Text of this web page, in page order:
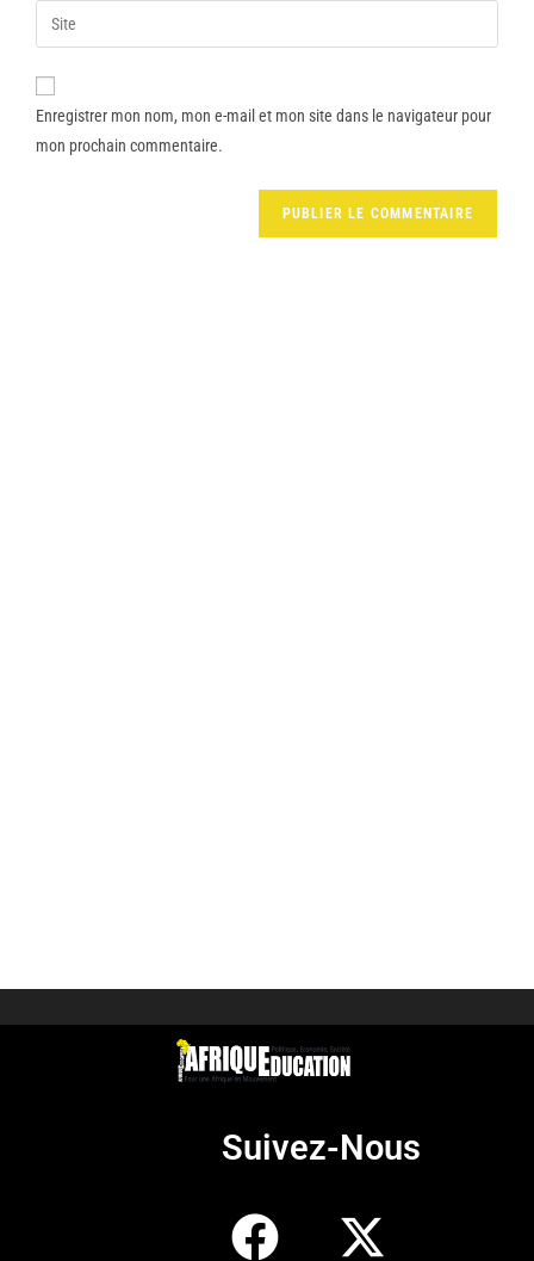
Enregistrer mon nom, mon e-mail et mon site dans le navigateur pour
mon prochain commentaire.
Suivez-Nous